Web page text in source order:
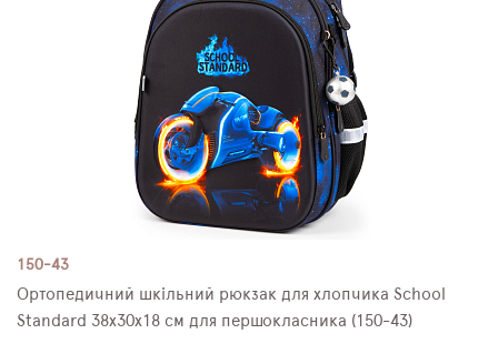
150-43
Ортопедичний шкільний рюкзак для хлопчика School
Standard 38х30х18 см для першокласника (150-43)